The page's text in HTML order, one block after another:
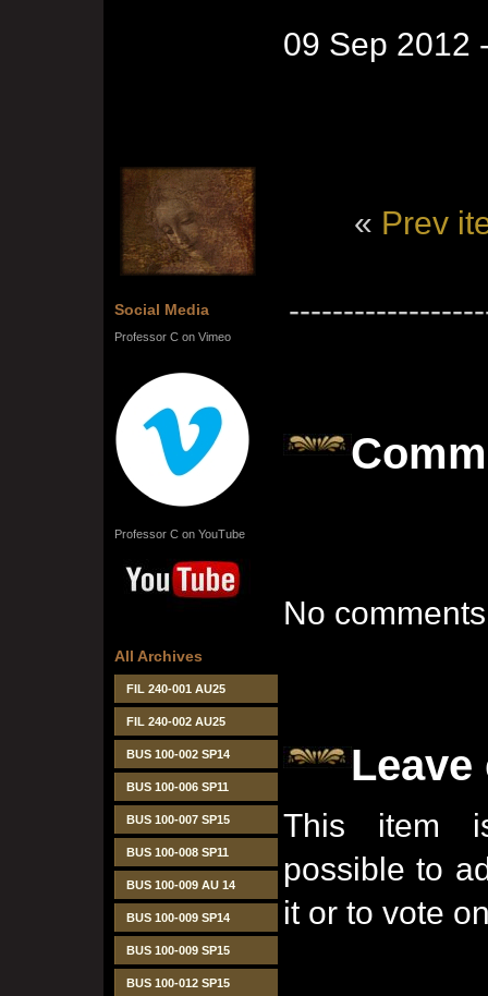
Social Media
Professor C on Vimeo
Professor C on YouTube
All Archives
FIL 240-001 AU25
FIL 240-002 AU25
BUS 100-002 SP14
BUS 100-006 SP11
BUS 100-007 SP15
BUS 100-008 SP11
BUS 100-009 AU 14
BUS 100-009 SP14
BUS 100-009 SP15
BUS 100-012 SP15
09 Sep 2012
« Prev
No
Leave
This item
possible to
it or to vote